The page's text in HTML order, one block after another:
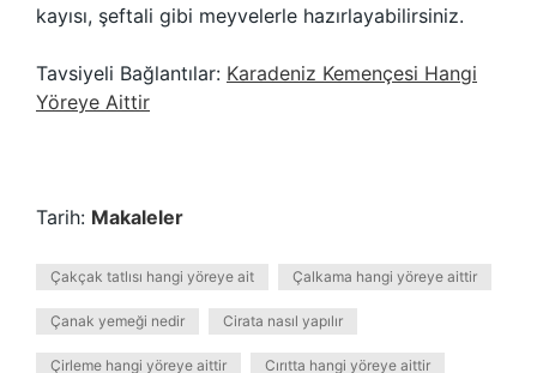
kayısı, şeftali gibi meyvelerle hazırlayabilirsiniz.
Tavsiyeli Bağlantılar: Karadeniz Kemençesi Hangi
Yöreye Aittir
Tarih: Makaleler
Çakçak tatlısı hangi yöreye ait Çalkama hangi yöreye aittir
Çanak yemeği nedir Cirata nasıl yapılır
Çirleme hangi yöreye aittir Cırıtta hangi yöreye aittir